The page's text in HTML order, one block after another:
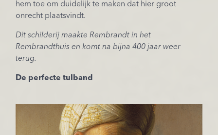
hem toe om duidelijk te maken dat hier groot
onrecht plaatsvindt.
Dit schilderij maakte Rembrandt in het
Rembrandthuis en komt na bijna 400 jaar weer
terug.
De perfecte tulband